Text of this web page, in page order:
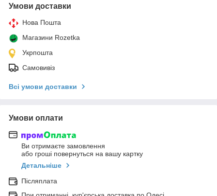
Умови доставки
Нова Пошта
Магазини Rozetka
Укрпошта
Самовивіз
Всі умови доставки
Умови оплати
Ви отримаєте замовлення
або гроші повернуться на вашу картку
Детальніше
Післяплата